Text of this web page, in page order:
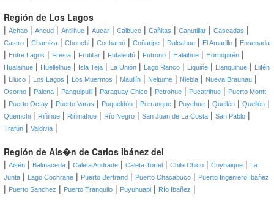
Región de Los Lagos
| Achao | Ancud | Antilhue | Aucar | Calbuco | Cañitas | Canutillar | Cascadas |
Castro | Chamiza | Chonchi | Cochamó | Coñaripe | Dalcahue | El Amarillo | Ensenada
| Entre Lagos | Fresia | Frutillar | Futaleufú | Futrono | Halaihue | Hornopirén |
Hualaihue | Huellelhue | Isla Teja | La Unión | Lago Ranco | Liquiñe | Llanquihue | Llifén
| Lliuco | Los Lagos | Los Muermos | Maullín | Neltume | Niebla | Nueva Braunau |
Osorno | Palena | Panguipulli | Paraguay Chico | Petrohue | Pucatrihue | Puerto Montt
| Puerto Octay | Puerto Varas | Puqueldón | Purranque | Puyehue | Queilén | Quellón |
Quemchi | Riñihue | Riñinahue | Río Negro | San Juan de La Costa | San Pablo |
Trafún | Valdivia |
Región de Ais�n de Carlos Ibánez del
| Aisén | Balmaceda | Caleta Andrade | Caleta Tortel | Chile Chico | Coyhaique |
La
Junta | Lago Cochrane | Puerto Bertrand | Puerto Chacabuco | Puerto Ingeniero Ibañez
| Puerto Sanchez | Puerto Tranquilo | Puyuhuapi | Río Ibañez |